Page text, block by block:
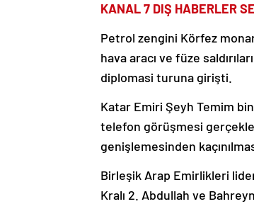
KANAL 7 DIŞ HABERLER
Petrol zengini Körfez
hava aracı ve füze
diplomasi turuna girişti.
Katar Emiri Şeyh Temim
telefon görüşmesi
genişlemesinden
Birleşik Arap Emirlikleri
Kralı 2. Abdullah ve